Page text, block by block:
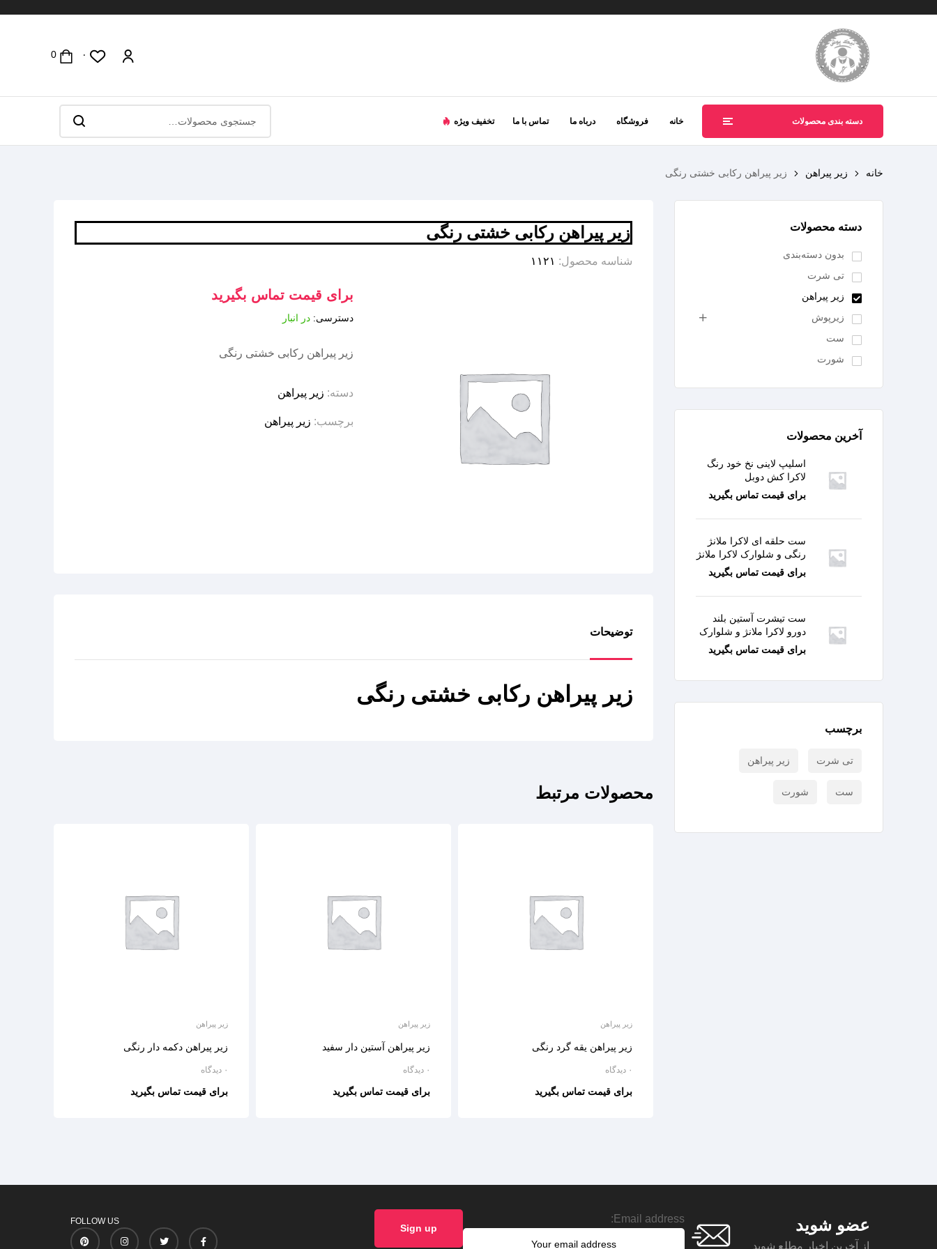
۰
دسته بندی محصولات خانه فروشگاه درباه ما تماس با ما تخفیف ویژه
خانه زیر پیراهن زیر پیراهن رکابی خشتی رنگی
زیر پیراهن رکابی خشتی رنگی
شناسه محصول: ۱۱۲۱
برای قیمت تماس بگیرید
دسترسی: در انبار
زیر پیراهن رکابی خشتی رنگی
دسته: زیر پیراهن
برچسب: زیر پیراهن
توضیحات
زیر پیراهن رکابی خشتی رنگی
محصولات مرتبط
زیر پیراهن
زیر پیراهن یقه گرد رنگی
۰ دیدگاه
برای قیمت تماس بگیرید
زیر پیراهن
زیر پیراهن آستین دار سفید
۰ دیدگاه
برای قیمت تماس بگیرید
زیر پیراهن
زیر پیراهن دکمه دار رنگی
۰ دیدگاه
برای قیمت تماس بگیرید
دسته محصولات
بدون دسته‌بندی
تی شرت
زیر پیراهن
زیرپوش
ست
شورت
آخرین محصولات
اسلیپ لاینی نخ خود رنگ
لاکرا کش دوبل
برای قیمت تماس بگیرید
ست حلقه ای لاکرا ملانژ
رنگی و شلوارک لاکرا ملانژ
برای قیمت تماس بگیرید
ست تیشرت آستین بلند
دورو لاکرا ملانژ و شلوارک
برای قیمت تماس بگیرید
برچسب
تی شرت زیر پیراهن
ست شورت
عضو شوید
از آخرین اخبار مطلع شوید
Email address:
FOLLOW US